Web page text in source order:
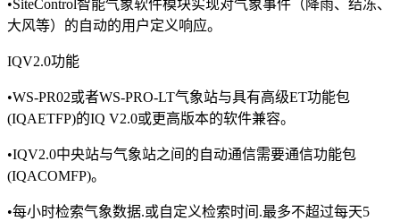
•SiteControl智能气象软件模块实现对气象事件（降雨、结冻、
大风等）的自动的用户定义响应。
IQV2.0功能
•WS-PR02或者WS-PRO-LT气象站与具有高级ET功能包
(IQAETFP)的IQ V2.0或更高版本的软件兼容。
•IQV2.0中央站与气象站之间的自动通信需要通信功能包
(IQACOMFP)。
•每小时检索气象数据.或自定义检索时间.最多不超过每天5